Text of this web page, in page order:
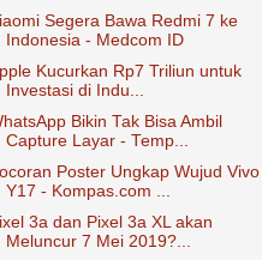
Segera Bawa Redmi 7 ke
Indonesia - Medcom ID
Kucurkan Rp7 Triliun untuk
Investasi di Indu...
Bikin Tak Bisa Ambil
Capture Layar - Temp...
Poster Ungkap Wujud Vivo
Y17 - Kompas.com ...
3a dan Pixel 3a XL akan
Meluncur 7 Mei 2019?...